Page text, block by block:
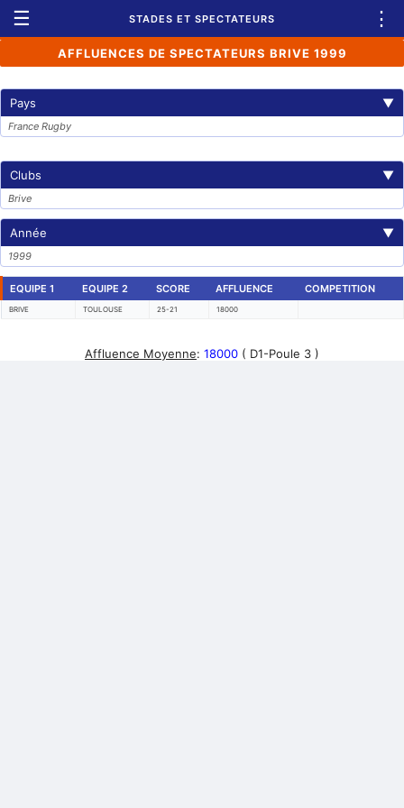
☰ STADES ET SPECTATEURS ⋮
AFFLUENCES DE SPECTATEURS BRIVE 1999
Pays ▼
France Rugby
Clubs ▼
Brive
Année ▼
1999
EQUIPE 1 EQUIPE 2 SCORE AFFLUENCE COMPETITION
BRIVE TOULOUSE 25-21 18000
Affluence Moyenne: 18000 ( D1-Poule 3 )